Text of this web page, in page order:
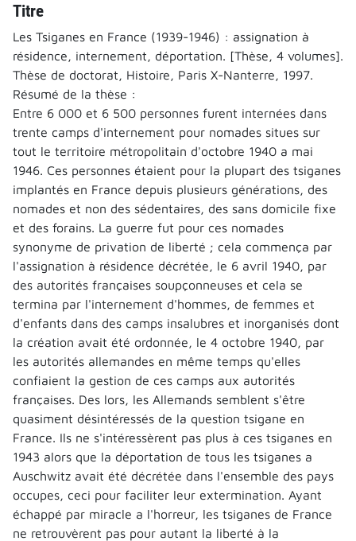
Titre
Les Tsiganes en France (1939-1946) : assignation à
résidence, internement, déportation. [Thèse, 4 volumes].
Thèse de doctorat, Histoire, Paris X-Nanterre, 1997.
Résumé de la thèse :
Entre 6 000 et 6 500 personnes furent internées dans
trente camps d'internement pour nomades situes sur
tout le territoire métropolitain d'octobre 1940 a mai
1946. Ces personnes étaient pour la plupart des tsiganes
implantés en France depuis plusieurs générations, des
nomades et non des sédentaires, des sans domicile fixe
et des forains. La guerre fut pour ces nomades
synonyme de privation de liberté ; cela commença par
l'assignation à résidence décrétée, le 6 avril 1940, par
des autorités françaises soupçonneuses et cela se
termina par l'internement d'hommes, de femmes et
d'enfants dans des camps insalubres et inorganisés dont
la création avait été ordonnée, le 4 octobre 1940, par
les autorités allemandes en même temps qu'elles
confiaient la gestion de ces camps aux autorités
françaises. Des lors, les Allemands semblent s'être
quasiment désintéressés de la question tsigane en
France. Ils ne s'intéressèrent pas plus à ces tsiganes en
1943 alors que la déportation de tous les tsiganes a
Auschwitz avait été décrétée dans l'ensemble des pays
occupes, ceci pour faciliter leur extermination. Ayant
échappé par miracle a l'horreur, les tsiganes de France
ne retrouvèrent pas pour autant la liberté à la